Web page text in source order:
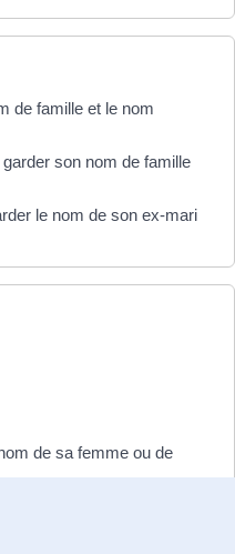
de famille et le nom
son nom de famille
le nom de son ex-mari
de sa femme ou de